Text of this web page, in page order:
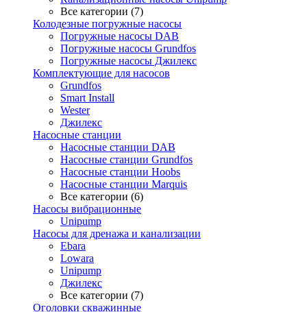
Все категории (7)
Колодезные погружные насосы
Погружные насосы DAB
Погружные насосы Grundfos
Погружные насосы Джилекс
Комплектующие для насосов
Grundfos
Smart Install
Wester
Джилекс
Насосные станции
Насосные станции DAB
Насосные станции Grundfos
Насосные станции Hoobs
Насосные станции Marquis
Все категории (6)
Насосы вибрационные
Unipump
Насосы для дренажа и канализации
Ebara
Lowara
Unipump
Джилекс
Все категории (7)
Оголовки скважинные